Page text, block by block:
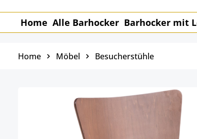
Home Alle Barhocker Barhocker mit
Home Möbel Besucherstühle